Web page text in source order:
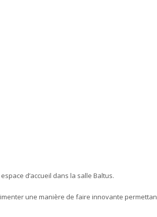
d’accueil dans la salle Baltus.
une manière de faire innovante